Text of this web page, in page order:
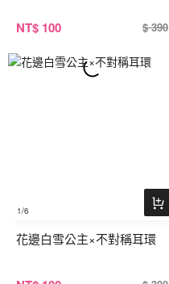
NT$ 100 $ 390
1/6
花邊白雪公主×不對稱耳環